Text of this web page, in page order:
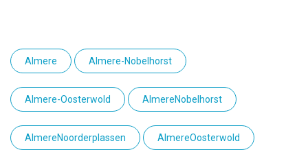
Almere Almere-Nobelhorst
Almere-Oosterwold AlmereNobelhorst
AlmereNoorderplassen AlmereOosterwold